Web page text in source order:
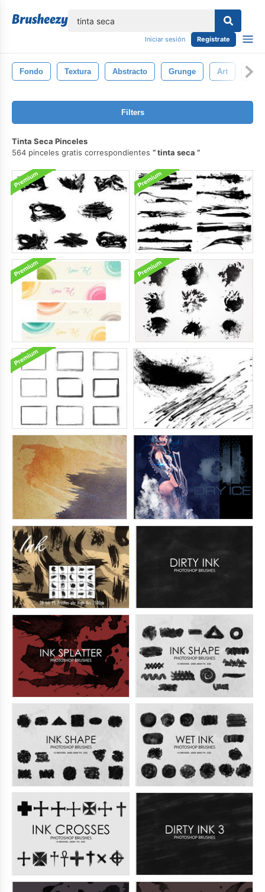
Iniciar sesión Regístrate
Fondo Textura Abstracto Grunge Art
Filters
Tinta Seca Pinceles
564 pinceles gratis correspondientes
tinta seca